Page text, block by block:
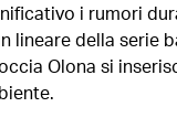
i rumori
lineare della serie
Olona si